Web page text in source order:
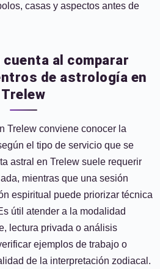
casas y aspectos antes de
cuenta al comparar
de astrología en
Trelew
Trelew conviene conocer la
el tipo de servicio que se
astral en Trelew suele requerir
mientras que una sesión
espiritual puede priorizar técnica
útil atender a la modalidad
lectura privada o análisis
ejemplos de trabajo o
de la interpretación zodiacal.